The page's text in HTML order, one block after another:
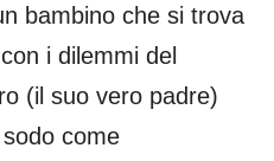
bambino che si trova
i dilemmi del
(il suo vero padre)
come